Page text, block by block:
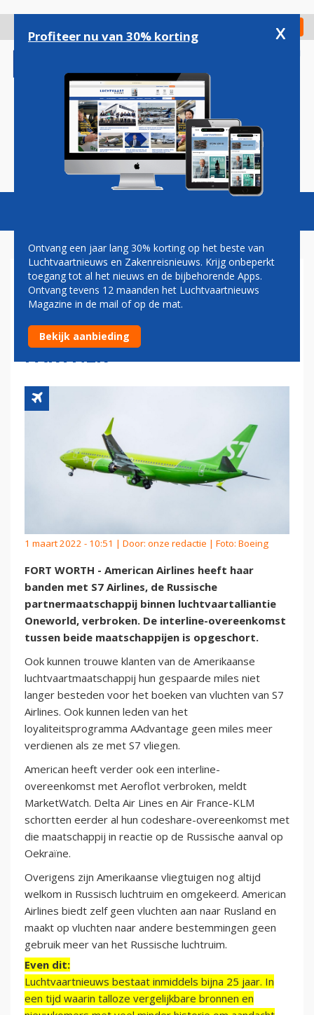
gaan
Check in
Magazine Podcasts Vacatures
AMERICAN AIRLINES
VERBREEKT BANDEN MET
RUSSISCHE ONEWORLD-
PARTNER
1 maart 2022 - 10:51 | Door: onze redactie | Foto: Boeing
FORT WORTH - American Airlines heeft haar
banden met S7 Airlines, de Russische
partnermaatschappij binnen luchtvaartalliantie
Oneworld, verbroken. De interline-overeenkomst
tussen beide maatschappijen is opgeschort.
Ook kunnen trouwe klanten van de Amerikaanse
luchtvaartmaatschappij hun gespaarde miles niet
langer besteden voor het boeken van vluchten van S7
Airlines. Ook kunnen leden van het
loyaliteitsprogramma AAdvantage geen miles meer
verdienen als ze met S7 vliegen.
American heeft verder ook een interline-
overeenkomst met Aeroflot verbroken, meldt
MarketWatch. Delta Air Lines en Air France-KLM
schortten eerder al hun codeshare-overeenkomst met
die maatschappij in reactie op de Russische aanval op
Oekraïne.
Overigens zijn Amerikaanse vliegtuigen nog altijd
welkom in Russisch luchtruim en omgekeerd. American
Airlines biedt zelf geen vluchten aan naar Rusland en
maakt op vluchten naar andere bestemmingen geen
gebruik meer van het Russische luchtruim.
Even dit:
Luchtvaartnieuws bestaat inmiddels bijna 25 jaar. In
een tijd waarin talloze vergelijkbare bronnen en
Profiteer nu van 30% korting x
Ontvang een jaar lang 30% korting op het beste van
Luchtvaartnieuws en Zakenreisnieuws. Krijg onbeperkt
toegang tot al het nieuws en de bijbehorende Apps.
Ontvang tevens 12 maanden het Luchtvaartnieuws
Magazine in de mail of op de mat.
Bekijk aanbieding